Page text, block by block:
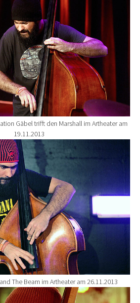
Gäbel trifft den Marshall im Artheater am
19.11.2013
for:
The Beam im Artheater am 26.11.2013
for: